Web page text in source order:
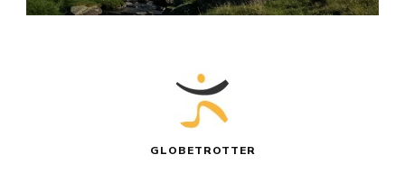
GLOBETROTTER